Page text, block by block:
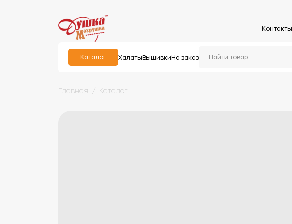
Контакты
Каталог Халаты Вышивки На заказ
Главная Каталог